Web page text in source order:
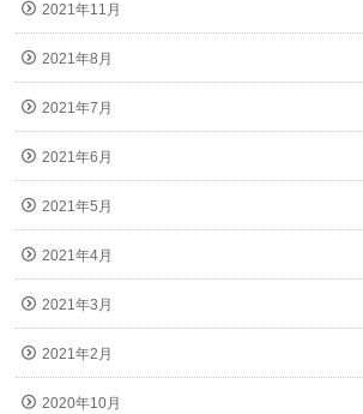
2021年11月
2021年8月
2021年7月
2021年6月
2021年5月
2021年4月
2021年3月
2021年2月
2020年10月